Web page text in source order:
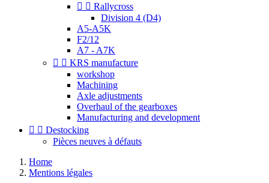
  Rallycross
Division 4 (D4)
A5-A5K
F2/12
A7 - A7K
  KRS manufacture
workshop
Machining
Axle adjustments
Overhaul of the gearboxes
Manufacturing and development
  Destocking
Pièces neuves à défauts
Home
Mentions légales